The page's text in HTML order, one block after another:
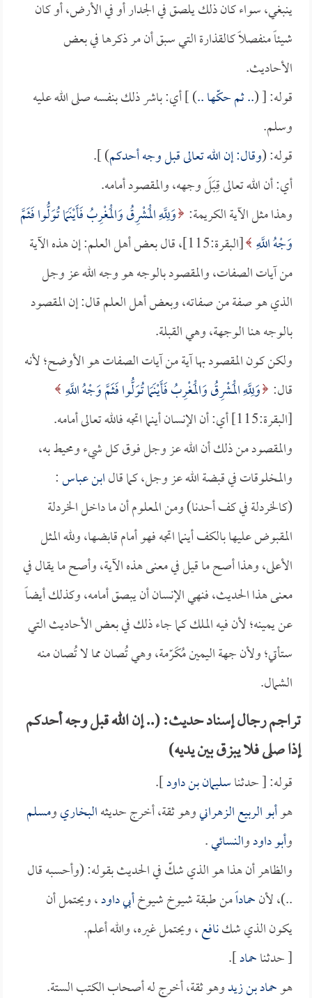
ينبغي، سواء كان ذلك يلصق في الجدار أو في الأرض، أو كان
شيئاً منفصلاً كالقذارة التي سبق أن مر ذكرها في بعض
الأحاديث.
قوله: [ (.. ثم حكّها ..) ] أي: باشر ذلك بنفسه صلى الله عليه
وسلم.
قوله: (وقال: إن الله تعالى قبل وجه أحدكم) ].
أي: أن الله تعالى قِبَلَ وجهه، والمقصود أمامه.
وهذا مثل الآية الكريمة: وَلِلَّهِ الْمَشْرِقُ وَالْمَغْرِبُ فَأَيْنَمَا تُوَلُّوا فَثَمَّ
وَجْهُ اللَّهِ
[البقرة:115]، قال بعض أهل العلم: إن هذه الآية
من آيات الصفات، والمقصود بالوجه هو وجه الله عز وجل
الذي هو صفة من صفاته، وبعض أهل العلم قال: إن المقصود
بالوجه هنا الوجهة، وهي القبلة.
ولكن كون المقصود بها آية من آيات الصفات هو الأوضح؛ لأنه
قال: وَلِلَّهِ الْمَشْرِقُ وَالْمَغْرِبُ فَأَيْنَمَا تُوَلُّوا فَثَمَّ وَجْهُ اللَّهِ
[البقرة:115] أي: أن الإنسان أينما اتجه فالله تعالى أمامه.
والمقصود من ذلك أن الله عز وجل فوق كل شيء ومحيط به،
والمخلوقات في قبضة الله عز وجل، كما قالابن عباس:
(كالخردلة في كف أحدنا) ومن المعلوم أن ما داخل الخردلة
المقبوض عليها بالكف أينما اتجه فهو أمام قابضها، ولله المثل
الأعلى، وهذا أصح ما قيل في معنى هذه الآية، وأصح ما يقال في
معنى هذا الحديث، فنهي الإنسان أن يبصق أمامه، وكذلك أيضاً
عن يمينه؛ لأن فيه الملك كما جاء ذلك في بعض الأحاديث التي
ستأتي؛ ولأن جهة اليمين مُكَرّمة، وهي تُصان مما لا تُصان منه
الشمال.
تراجم رجال إسناد حديث: (.. إن الله قبل وجه أحدكم
إذا صلى فلا يبزق بين يديه)
قوله: [ حدثناسليمان بن داود].
هوأبو الربيع الزهرانيوهو ثقة، أخرج حديثهالبخاريومسلم
وأبو داودوالنسائي.
والظاهر أن هذا هو الذي شكّ في الحديث بقوله: (وأحسبه قال
..)، لأنحماداًمن طبقة شيوخ شيوخأبي داود، ويحتمل أن
يكون الذي شكنافع، ويحتمل غيره، والله أعلم.
[ حدثناحماد].
هوحماد بن زيدوهو ثقة، أخرج له أصحاب الكتب الستة.